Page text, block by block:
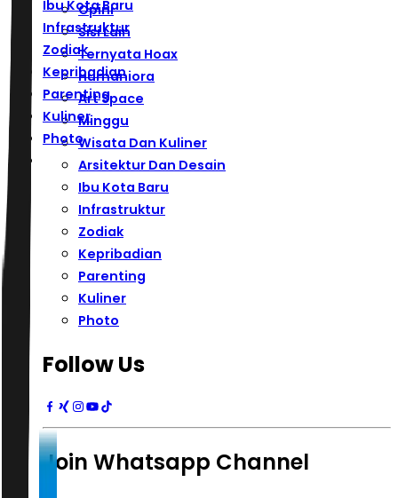
Ibu Kota Baru
Infrastruktur
Zodiak
Kepribadian
Parenting
Kuliner
Photo
Opini
Sisi Lain
Ternyata Hoax
Humaniora
Art Space
Minggu
Wisata Dan Kuliner
Arsitektur Dan Desain
Ibu Kota Baru
Infrastruktur
Zodiak
Kepribadian
Parenting
Kuliner
Photo
Follow Us
Join Whatsapp Channel